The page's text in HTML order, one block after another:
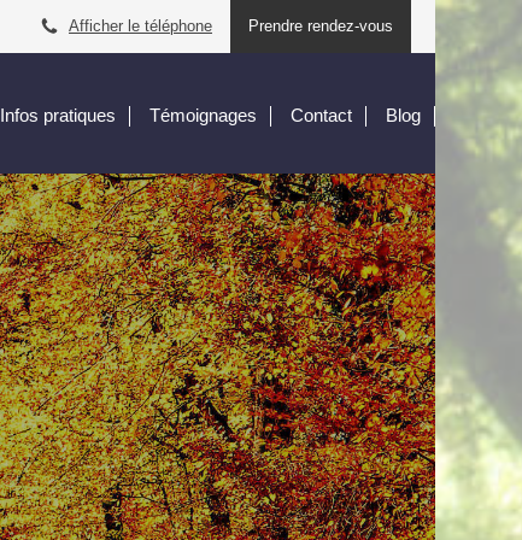
Prendre rendez-vous
Afficher le téléphone
Infos pratiques Témoignages Contact Blog